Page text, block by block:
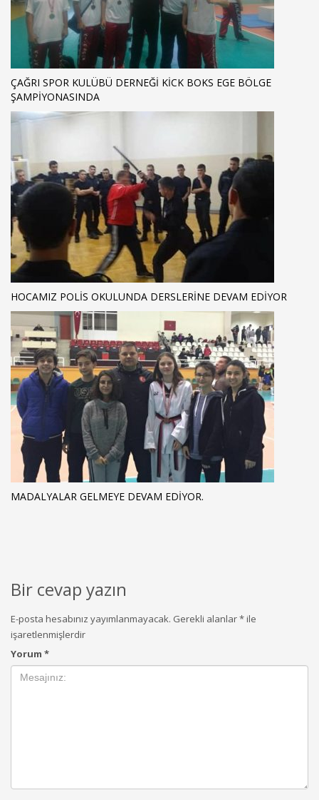
ÇAĞRI SPOR KULÜBÜ DERNEĞİ KİCK BOKS EGE BÖLGE
ŞAMPİYONASINDA
HOCAMIZ POLİS OKULUNDA DERSLERİNE DEVAM EDİYOR
MADALYALAR GELMEYE DEVAM EDİYOR.
Bir cevap yazın
E-posta hesabınız yayımlanmayacak. Gerekli alanlar*ile
işaretlenmişlerdir
Yorum *